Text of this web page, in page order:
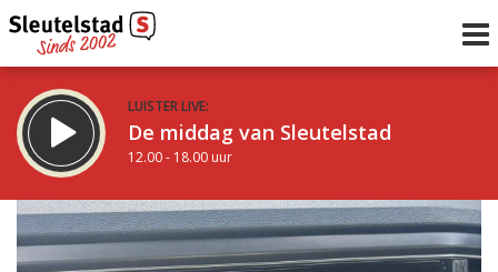
LUISTER LIVE:
De middag van Sleutelstad
12.00 - 18.00 uur
STRAKS:
De avond van Sleutelstad
18.00 - 19.00 uur